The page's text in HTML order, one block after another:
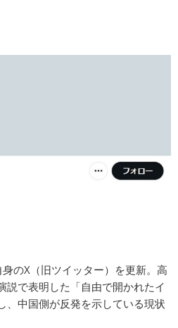
のX（旧ツイッター）を更新。高
説で表明した「自由で開かれたイ
、中国側が反発を示している現状